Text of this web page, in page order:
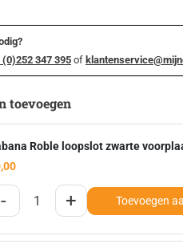
(0)252 347 395of
toevoegen
Roble loopslot zwarte
- + Toevoegen